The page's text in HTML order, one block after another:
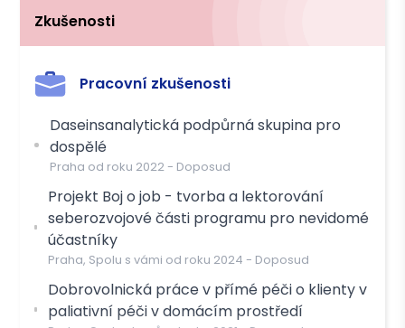
Individuální sezení, Sezení dospívajících,
Forma
Délka
Cena
1400 Kč s DPH
Poznámka k ceně:
Individuální sezení
Forma Osobně, Online, Po telefonu
Délka
1100 Kč s DPH
Poznámka k ceně:Snížená cena - pro studenty, rodiče na
Zkušenosti
Pracovní zkušenosti
Daseinsanalytická podpůrná skupina pro
dospělé
Praha od roku 2022- Doposud
Projekt Boj o job - tvorba a lektorování
seberozvojové části programu pro nevidomé
účastníky
Praha, Spolu s vámi od roku 2024 - Doposud
Dobrovolnická práce v přímé péči o klienty v
paliativní péči v domácím prostředí